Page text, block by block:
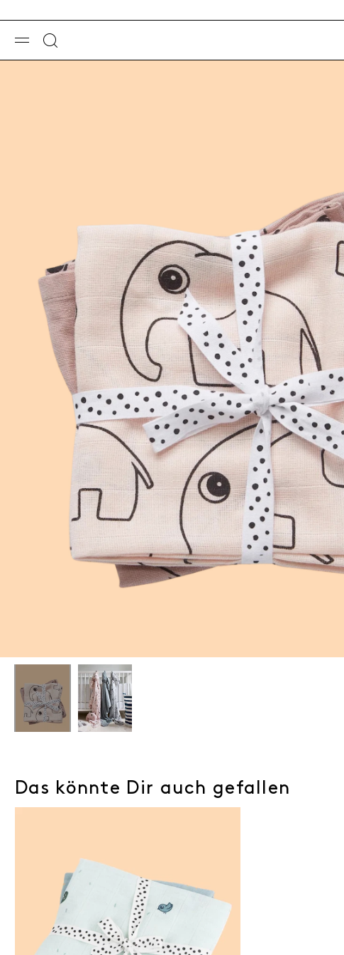
Das könnte Dir auch gefallen